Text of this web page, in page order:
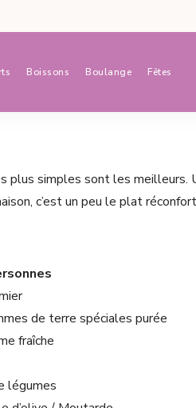
Boissons Boulange Fêtes
plus simples sont les meilleurs.
c’est un peu le plat
de terre spéciales purée
fraîche
légumes